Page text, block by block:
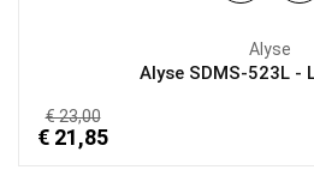
Alyse
Alyse SDMS-523L -
€ 23,00
€ 21,85